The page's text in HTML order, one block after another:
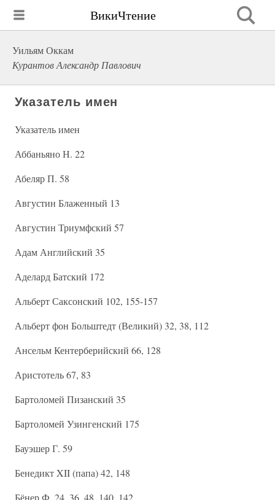
ВикиЧтение
Уильям Оккам
Курантов Александр Павлович
Указатель имен
Указатель имен
Аббаньяно Н. 22
Абеляр П. 58
Августин Блаженный 13
Августин Триумфский 57
Адам Английский 35
Аделард Батский 172
Альберт Саксонский 102, 155-157
Альберт фон Больштедт (Великий) 32, 38, 112
Ансельм Кентерберийский 66, 128
Аристотель 67, 83
Бартоломей Пизанский 35
Бартоломей Узингенский 175
Бауэшер Г. 59
Бенедикт XII (папа) 42, 148
Бёнер Ф. 24, 36, 48, 140, 142